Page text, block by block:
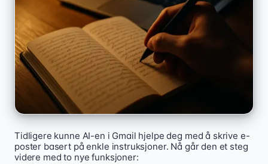
Tidligere kunne AI-en i Gmail hjelpe deg med å skrive e-
poster basert på enkle instruksjoner. Nå går den et steg
videre med to nye funksjoner: